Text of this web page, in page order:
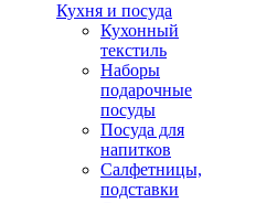
Кухня и посуда
Кухонный
текстиль
Наборы
подарочные
посуды
Посуда для
напитков
Салфетницы,
подставки